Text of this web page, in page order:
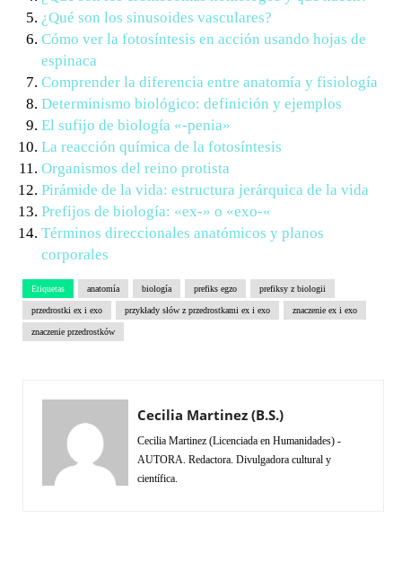
¿Qué son los sinusoides vasculares?
Cómo ver la fotosíntesis en acción usando hojas de
espinaca
Comprender la diferencia entre anatomía y fisiología
Determinismo biológico: definición y ejemplos
El sufijo de biología «-penia»
La reacción química de la fotosíntesis
Organismos del reino protista
Pirámide de la vida: estructura jerárquica de la vida
Prefijos de biología: «ex-» o «exo-«
Términos direccionales anatómicos y planos
corporales
Etiquetas anatomía biología prefiks egzo prefiksy z biologii
przedrostki ex i exo przykłady słów z przedrostkami ex i exo znaczenie ex i exo
znaczenie przedrostków
Cecilia Martinez (B.S.)
Cecilia Martinez (Licenciada en Humanidades) -
AUTORA. Redactora. Divulgadora cultural y
científica.